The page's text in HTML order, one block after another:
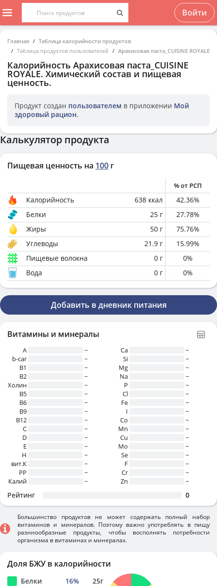
Войти
Главная
Таблица калорийности продуктов
Таблица продуктов пользователей
Арахисовая паста_CUISINE ROYALE
Калорийность Арахисовая паста_CUISINE
ROYALE. Химический состав и пищевая
ценность.
Продукт создан пользователем в приложении Мой
здоровый рацион.
Калькулятор продукта
Пищевая ценность на 100 г
% от РСП
Калорийность 638 ккал 42.36%
Белки
25 г 27.78%
Жиры
50 г 75.76%
Углеводы
21.9 г 15.99%
Пищевые волокна
0 г 0%
Вода
0 г 0%
Добавить в дневник питания
Витамины и минералы
A
~
b-car
~
В1
~
B2
~
Холин
~
B5
~
B6
~
B9
~
B12
~
C
~
D
~
E
~
H
~
вит.К
~
PP
~
Калий
~
Ca
~
Si
~
Mg
~
Na
~
P
~
Cl
~
Fe
~
I
~
Co
~
Mn
~
Cu
~
Mo
~
Se
~
F
~
Cr
~
Zn
~
Рейтинг 0
Большинство продуктов не может содержать полный набор
витаминов и минералов. Поэтому важно употреблять в пищу
разннообразные продукты, чтобы восполнять потребности
организма в витаминах и минералах.
Доля БЖУ в калорийности
Белки 16% 25г